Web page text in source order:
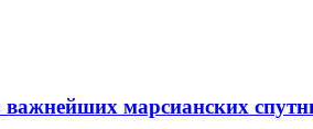
марсианских